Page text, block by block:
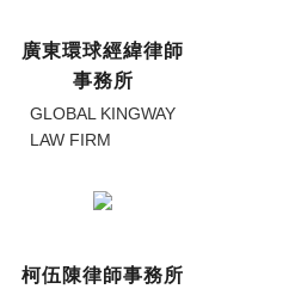
廣東環球經緯律師
事務所
GLOBAL KINGWAY
LAW FIRM
柯伍陳律師事務所